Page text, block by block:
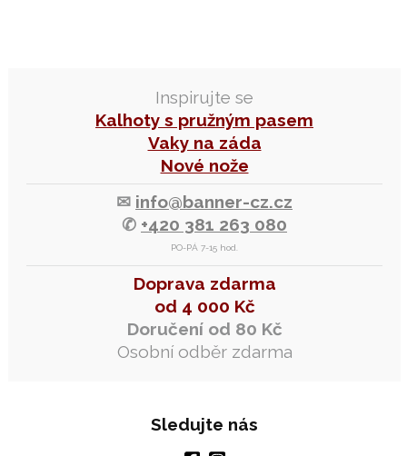
Inspirujte se
Kalhoty s pružným pasem
Vaky na záda
Nové nože
✉ info@banner-cz.cz
✆ +420 381 263 080
PO-PÁ 7-15 hod.
Doprava zdarma
od 4 000 Kč
Doručení od 80 Kč
Osobní odběr zdarma
Sledujte nás